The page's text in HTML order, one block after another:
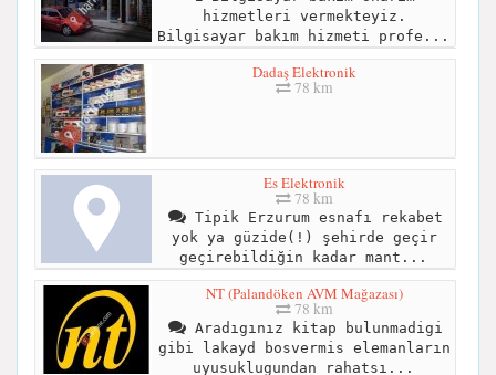
hizmetleri vermekteyiz.
Bilgisayar bakım hizmeti profe...
Dadaş Elektronik
78 km
Es Elektronik
78 km
Tipik Erzurum esnafı rekabet
yok ya güzide(!) şehirde geçir
geçirebildiğin kadar mant...
NT (Palandöken AVM Mağazası)
78 km
Aradıgınız kitap bulunmadigi
gibi lakayd bosvermis elemanların
uyusuklugundan rahatsı...